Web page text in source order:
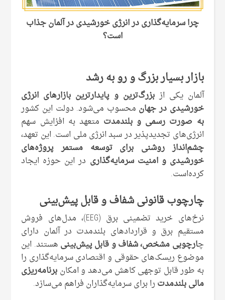
چرا سرمایه‌گذاری در انرژی خورشیدی در آلمان جذاب
است؟
بازار بسیار بزرگ و رو به رشد
آلمان یکی ازبزرگ‌ترین و پایدارترین بازارهای انرژی
خورشیدی در جهان محسوب می‌شود. دولت این کشور
به ‌صورت رسمی و بلندمدت متعهد به افزایش سهم
انرژی‌های تجدیدپذیر در سبد انرژی ملی است. این تعهد،
چشم‌انداز روشنی برای توسعه مستمر پروژه‌های
خورشیدی و امنیت سرمایه‌گذاری در این حوزه ایجاد
کرده‌است.
چارچوب قانونی شفاف و قابل پیش‌بینی
نرخ‌های خرید تضمینی برق (EEG)، مدل‌های فروش
مستقیم برق و قراردادهای بلندمدت در آلمان دارای
چارچوبی مشخص، شفاف و قابل پیش‌بینی هستند. این
موضوع ریسک‌های حقوقی و اقتصادی سرمایه‌گذاری را
به‌ طور قابل توجهی کاهش می‌دهد و امکان برنامه‌ریزی
مالی بلندمدت را برای سرمایه‌گذاران فراهم می‌سازد.